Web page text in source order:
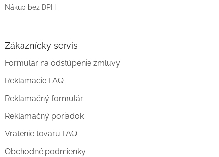
Nákup bez DPH
Zákaznícky servis
Formulár na odstúpenie zmluvy
Reklámacie FAQ
Reklamačný formulár
Reklamačný poriadok
Vrátenie tovaru FAQ
Obchodné podmienky